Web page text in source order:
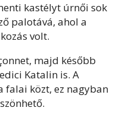
kastélyt úrnői sok
palotává, ahol a
volt.
majd később
Katalin is. A
közt, ez nagyban